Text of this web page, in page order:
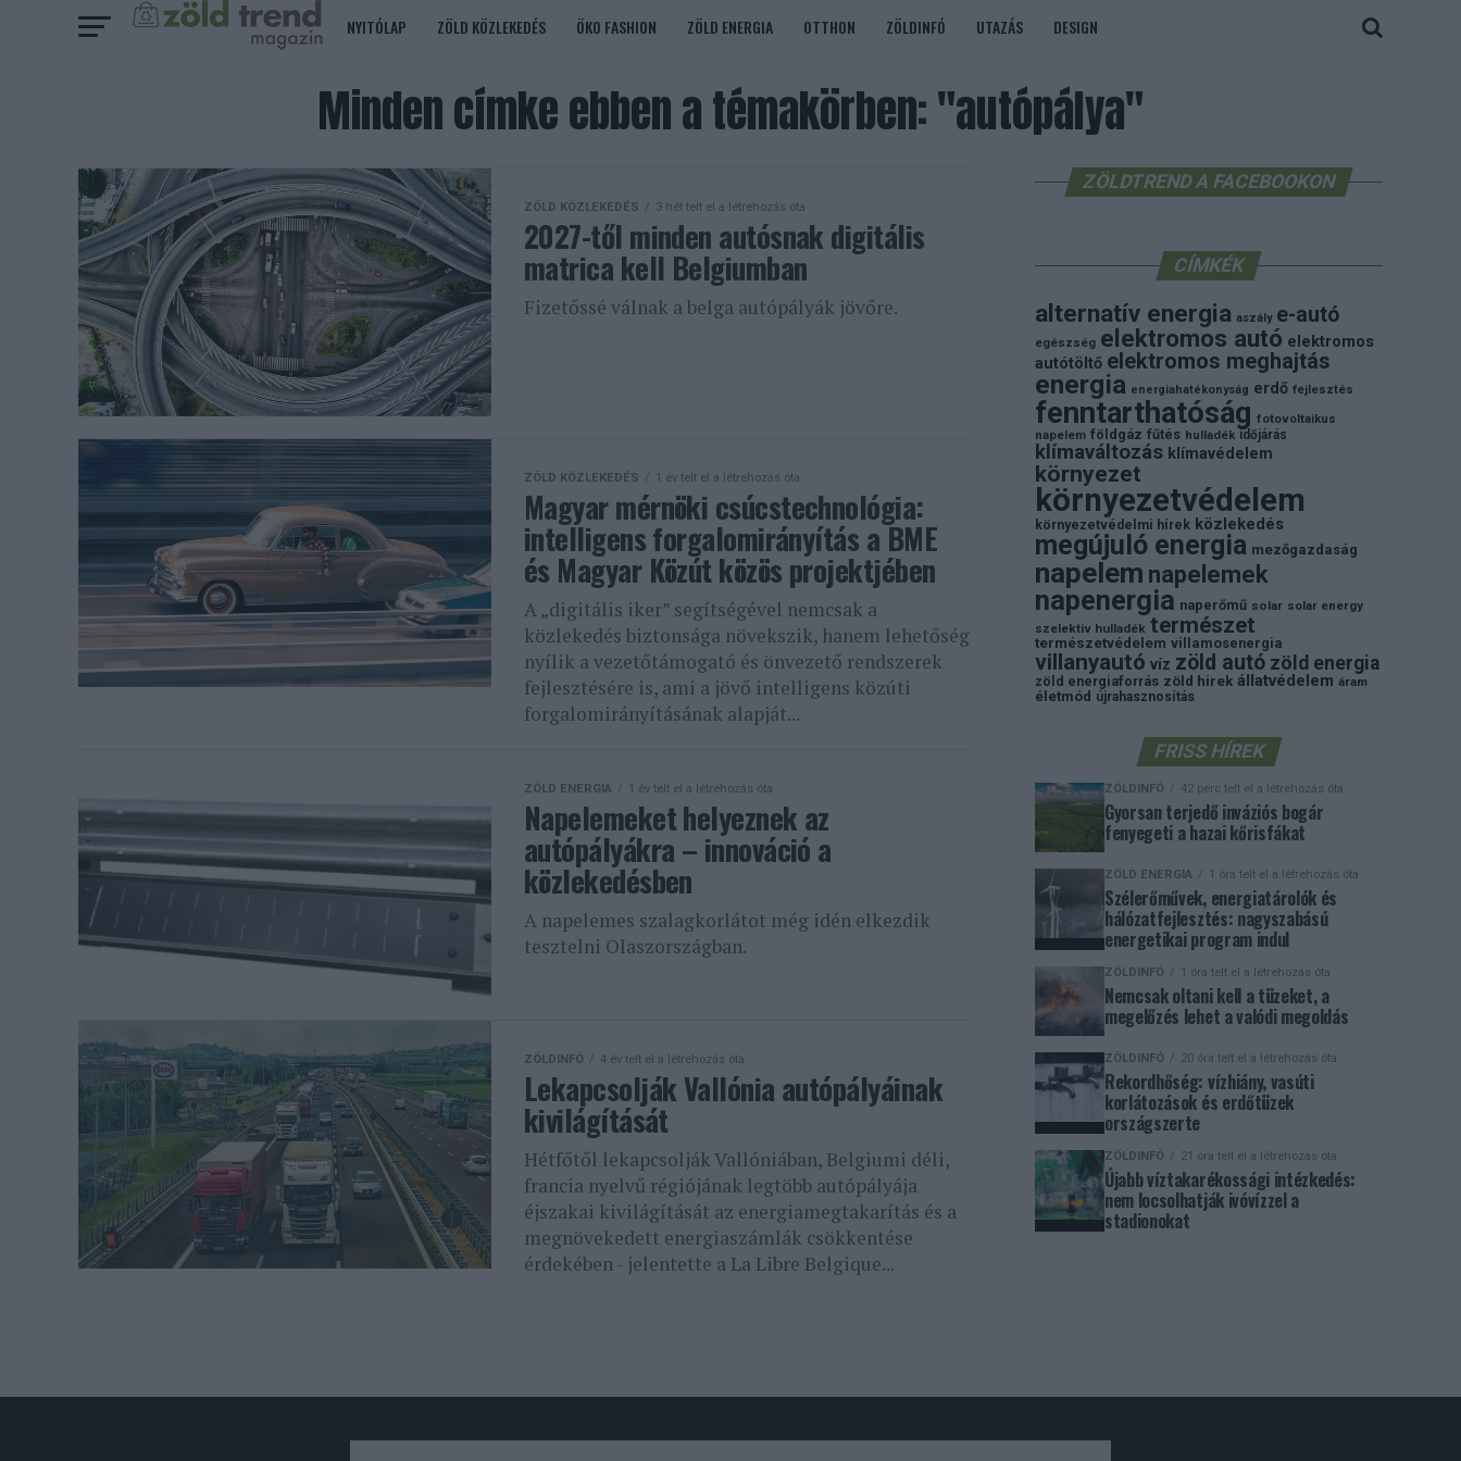
NYITÓLAP ZÖLD KÖZLEKEDÉS ÖKO FASHION ZÖLD ENERGIA OTTHON ZÖLDINFÓ UTAZÁS DESIGN
Minden címke ebben a témakörben: "autópálya"
ZÖLD KÖZLEKEDÉS 3 hét telt el a létrehozás óta
2027-től minden autósnak digitális
matrica kell Belgiumban
Fizetőssé válnak a belga autópályák jövőre.
ZÖLD KÖZLEKEDÉS 1 év telt el a létrehozás óta
Magyar mérnöki csúcstechnológia:
intelligens forgalomirányítás a BME
és Magyar Közút közös projektjében
A „digitális iker” segítségével nemcsak a
közlekedés biztonsága növekszik, hanem lehetőség
nyílik a vezetőtámogató és önvezető rendszerek
fejlesztésére is, ami a jövő intelligens közúti
forgalomirányításának alapját...
ZÖLD ENERGIA 1 év telt el a létrehozás óta
Napelemeket helyeznek az
autópályákra – innováció a
közlekedésben
A napelemes szalagkorlátot még idén elkezdik
tesztelni Olaszországban.
ZÖLDINFÓ 4 év telt el a létrehozás óta
Lekapcsolják Vallónia autópályáinak
kivilágítását
Hétfőtől lekapcsolják Vallóniában, Belgiumi déli,
francia nyelvű régiójának legtöbb autópályája
éjszakai kivilágítását az energiamegtakarítás és a
megnövekedett energiaszámlák csökkentése
érdekében - jelentette a La Libre Belgique...
ZÖLDTREND A FACEBOOKON
CÍMKÉK
alternatív energia aszály e-autó
egészség elektromos autó elektromos
autótöltő elektromos meghajtás
energia energiahatékonyság erdő fejlesztés
fenntarthatóság fotovoltaikus
napelem földgáz fűtés hulladék időjárás
klímaváltozás klímavédelem
környezet
környezetvédelem
környezetvédelmi hírek közlekedés
megújuló energia mezőgazdaság
napelem napelemek
napenergia naperőmű solar solar energy
szelektiv hulladék természet
természetvédelem villamosenergia
villanyautó víz zöld autó zöld energia
zöld energiaforrás zöld hirek állatvédelem áram
életmód újrahasznosítás
FRISS HÍREK
ZÖLDINFÓ 42 perc telt el a létrehozás óta
Gyorsan terjedő inváziós bogár
fenyegeti a hazai kőrisfákat
ZÖLD ENERGIA 1 óra telt el a létrehozás óta
Szélerőművek, energiatárolók és
hálózatfejlesztés: nagyszabású
energetikai program indul
ZÖLDINFÓ 1 óra telt el a létrehozás óta
Nemcsak oltani kell a tüzeket, a
megelőzés lehet a valódi megoldás
ZÖLDINFÓ 20 óra telt el a létrehozás óta
Rekordhőség: vízhiány, vasúti
korlátozások és erdőtüzek
országszerte
ZÖLDINFÓ 21 óra telt el a létrehozás óta
Újabb víztakarékossági intézkedés:
nem locsolhatják ivóvízzel a
stadionokat